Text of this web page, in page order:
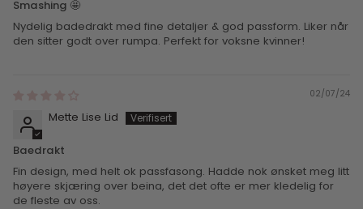
Smashing 🤩
Nydelig badedrakt med fine detaljer & god passform. Liker når
den sitter godt over rumpa. Perfekt for voksne kvinner!
02/07/24
Mette Lise Lid
Baedrakt
Fin design, med helt ok passfasong. Hadde nok ønsket meg litt
høyere skjæring over beina, det det ofte er mer kledelig for
de fleste av oss.